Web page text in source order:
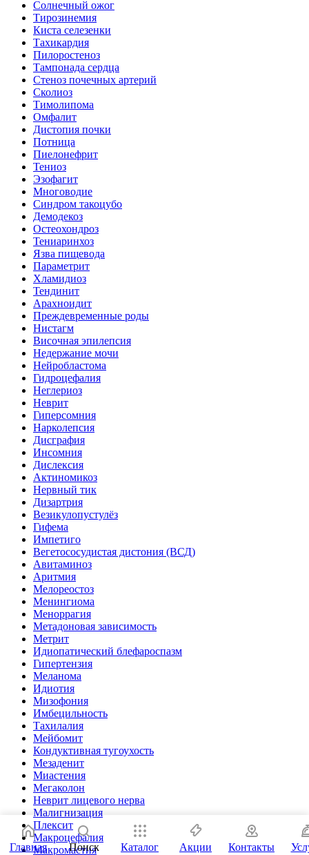
Солнечный ожог
Тирозинемия
Киста селезенки
Тахикардия
Пилоростеноз
Тампонада сердца
Стеноз почечных артерий
Сколиоз
Тимолипома
Омфалит
Дистопия почки
Потница
Пиелонефрит
Тениоз
Эзофагит
Многоводие
Синдром такоцубо
Демодекоз
Остеохондроз
Тениаринхоз
Язва пищевода
Параметрит
Хламидиоз
Тендинит
Арахноидит
Преждевременные роды
Нистагм
Височная эпилепсия
Недержание мочи
Нейробластома
Гидроцефалия
Неглериоз
Неврит
Гиперсомния
Нарколепсия
Дисграфия
Инсомния
Дислексия
Актиномикоз
Нервный тик
Дизартрия
Везикулопустулёз
Гифема
Импетиго
Вегетососудистая дистония (ВСД)
Авитаминоз
Аритмия
Мелореостоз
Менингиома
Меноррагия
Метадоновая зависимость
Метрит
Идиопатический блефароспазм
Гипертензия
Меланома
Идиотия
Мизофония
Имбецильность
Тахилалия
Мейбомит
Кондуктивная тугоухость
Мезаденит
Миастения
Мегаколон
Неврит лицевого нерва
Малигнизация
Плексит
Макроцефалия
Макромастия
Главная Поиск Каталог Акции Контакты